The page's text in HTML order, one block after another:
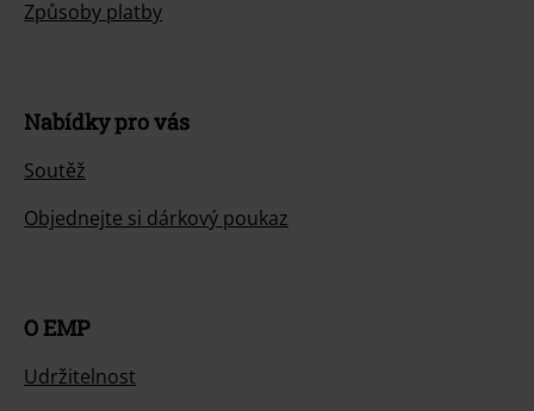
Způsoby platby
Nabídky pro vás
Soutěž
Objednejte si dárkový poukaz
O EMP
Udržitelnost